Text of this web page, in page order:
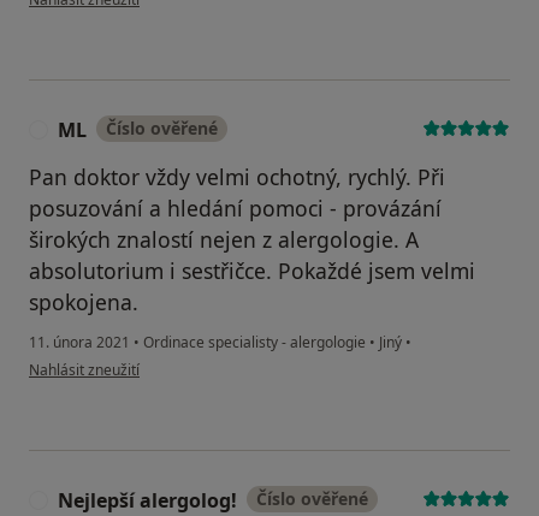
ML Číslo ověřené
Pan doktor vždy velmi ochotný, rychlý. Při
posuzování a hledání pomoci - provázání
širokých znalostí nejen z alergologie. A
absolutorium i sestřičce. Pokaždé jsem velmi
spokojena.
11. února 2021 • Ordinace specialisty - alergologie • Jiný •
podle názoru uživatele ML
Nahlásit zneužití
Nejlepší alergolog! Číslo ověřené